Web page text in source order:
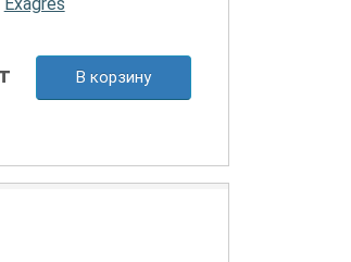
В корзину